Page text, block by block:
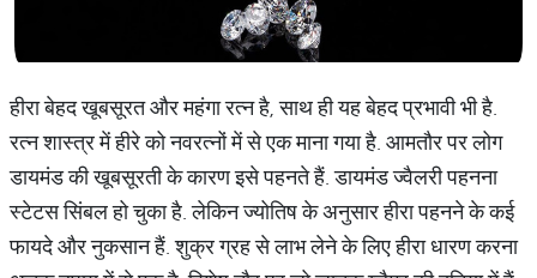
हीरा बेहद खूबसूरत और महंगा रत्‍न है, साथ ही यह बेहद प्रभावी भी है.
रत्‍न शास्‍त्र में हीरे को नवरत्‍नों में से एक माना गया है. आमतौर पर लोग
डायमंड की खूबसूरती के कारण इसे पहनते हैं. डायमंड ज्‍वैलरी पहनना
स्‍टेटस सिंबल हो चुका है. लेकिन ज्‍योतिष के अनुसार हीरा पहनने के कई
फायदे और नुकसान हैं. शुक्र ग्रह से लाभ लेने के लिए हीरा धारण करना